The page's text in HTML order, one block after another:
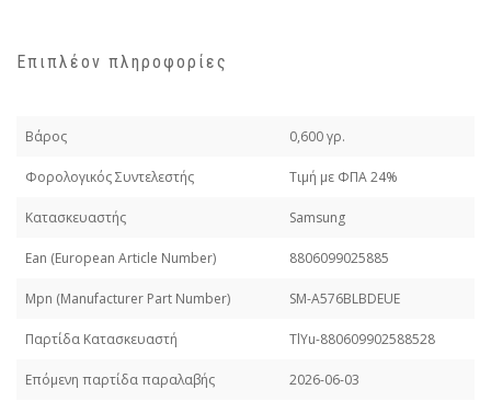
Επιπλέον πληροφορίες
Βάρος 0,600 γρ.
Φορολογικός Συντελεστής Τιμή με ΦΠΑ 24%
Κατασκευαστής Samsung
Εan (European Article Number) 8806099025885
Mpn (Manufacturer Part Number) SM-A576BLBDEUE
Παρτίδα Κατασκευαστή TlYu-880609902588528
Επόμενη παρτίδα παραλαβής 2026-06-03